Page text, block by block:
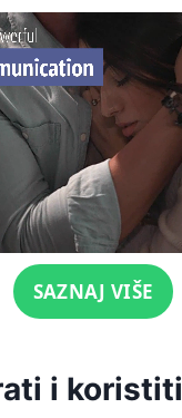
soundSAZNAJ VIŠE
i koristiti